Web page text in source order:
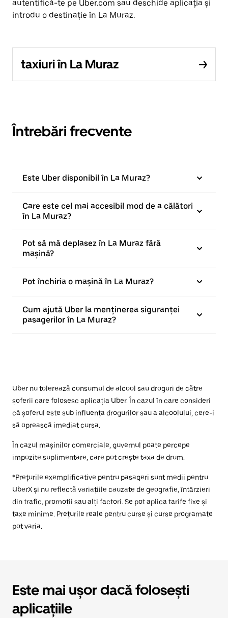
autentifică-te pe Uber.com sau deschide aplicația și
introdu o destinație în La Muraz.
taxiuri în La Muraz
Întrebări frecvente
Este Uber disponibil în La Muraz?
Care este cel mai accesibil mod de a călători
în La Muraz?
Pot să mă deplasez în La Muraz fără
mașină?
Pot închiria o mașină în La Muraz?
Cum ajută Uber la menținerea siguranței
pasagerilor în La Muraz?
Uber nu tolerează consumul de alcool sau droguri de către
șoferii care folosesc aplicația Uber. În cazul în care consideri
că șoferul este sub influența drogurilor sau a alcoolului, cere-i
să oprească imediat cursa.
În cazul mașinilor comerciale, guvernul poate percepe
impozite suplimentare, care pot crește taxa de drum.
*Prețurile exemplificative pentru pasageri sunt medii pentru
UberX și nu reflectă variațiile cauzate de geografie, întârzieri
din trafic, promoții sau alți factori. Se pot aplica tarife fixe și
taxe minime. Prețurile reale pentru curse și curse programate
pot varia.
Este mai ușor dacă folosești
aplicațiile